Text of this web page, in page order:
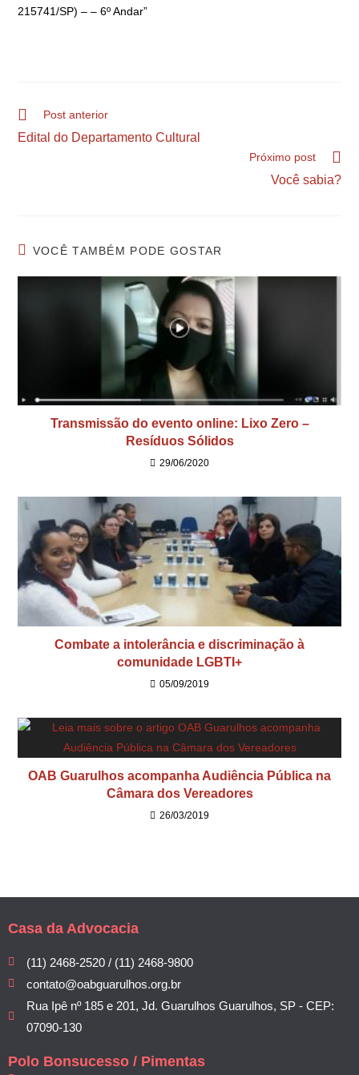
215741/SP) – – 6º Andar”
Post anterior
Edital do Departamento Cultural
Próximo post
Você sabia?
VOCÊ TAMBÉM PODE GOSTAR
Transmissão do evento online: Lixo Zero –
Resíduos Sólidos
29/06/2020
Combate a intolerância e discriminação à
comunidade LGBTI+
05/09/2019
OAB Guarulhos acompanha Audiência Pública na
Câmara dos Vereadores
26/03/2019
Casa da Advocacia
(11) 2468-2520 / (11) 2468-9800
contato@oabguarulhos.org.br
Rua Ipê nº 185 e 201, Jd. Guarulhos Guarulhos, SP - CEP:
07090-130
Polo Bonsucesso / Pimentas